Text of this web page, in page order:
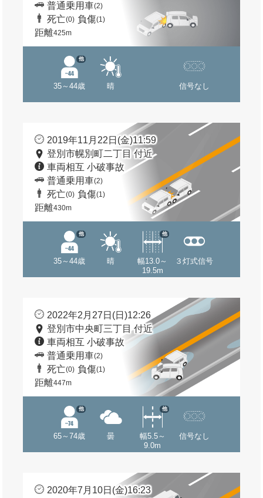
普通乗用車(2)
死亡(0) 負傷(1)
距離425m
35～44歳
他
晴 信号なし
2019年11月22日(金)11:59
登別市幌別町二丁目 付近
車両相互 小破事故
普通乗用車(2)
死亡(0) 負傷(1)
距離430m
35～44歳
他
晴
幅13.0～
19.5m
他
３灯式信号
2022年2月27日(日)12:26
登別市中央町三丁目 付近
車両相互 小破事故
普通乗用車(2)
死亡(0) 負傷(1)
距離447m
65～74歳
他
曇
幅5.5～
9.0m
他
信号なし
2020年7月10日(金)16:23